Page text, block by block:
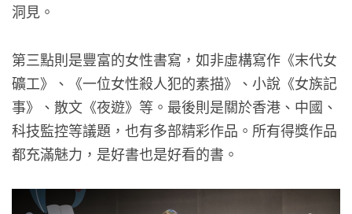
洞見。
第三點則是豐富的女性書寫，如非虛構寫作《末代女
礦工》、《一位女性殺人犯的素描》、小說《女族記
事》、散文《夜遊》等。最後則是關於香港、中國、
科技監控等議題，也有多部精彩作品。所有得獎作品
都充滿魅力，是好書也是好看的書。